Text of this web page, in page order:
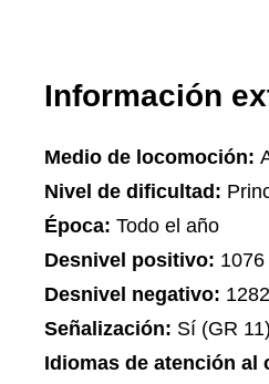
Información
Medio de locomoción:
Nivel de dificultad:
Época: Todo el año
Desnivel positivo: 1076
Desnivel negativo: 1282
Señalización: Sí (GR 11)
Idiomas de atención al